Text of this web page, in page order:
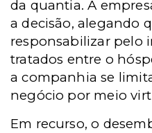
da quantia. A
a decisão, alegando
responsabilizar pelo
tratados entre o
a companhia se
negócio por meio
Em recurso, o